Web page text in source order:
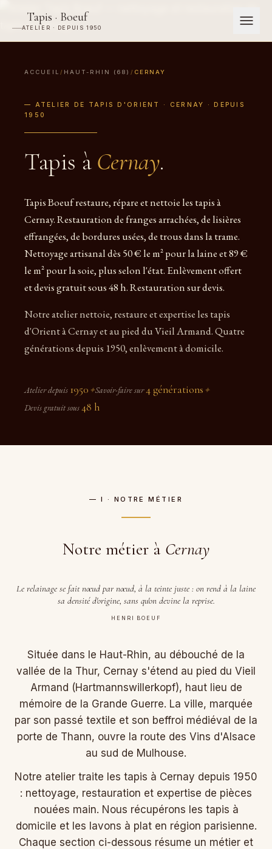
Tapis · Boeuf
ATELIER · DEPUIS 1950
ACCUEIL / HAUT-RHIN (68) / CERNAY
— ATELIER DE TAPIS D'ORIENT · CERNAY · DEPUIS
1950
Tapis à Cernay.
Tapis Boeuf restaure, répare et nettoie les tapis à
Cernay. Restauration de franges arrachées, de lisières
effrangées, de bordures usées, de trous dans la trame.
Nettoyage artisanal dès 50 € le m² pour la laine et 89 €
le m² pour la soie, plus selon l'état. Enlèvement offert
et devis gratuit sous 48 h. Restauration sur devis.
Notre atelier nettoie, restaure et expertise les tapis
d'Orient à Cernay et au pied du Vieil Armand. Quatre
générations depuis 1950, enlèvement à domicile.
Atelier depuis 1950 ✦Savoir-faire sur4 générations ✦
Devis gratuit sous48 h
— I · NOTRE MÉTIER
Notre métier à Cernay
Le relainage se fait nœud par nœud, à la teinte juste : on rend à la laine
sa densité d'origine, sans qu'on devine la reprise.
HENRI BOEUF
Située dans le Haut-Rhin, au débouché de la
vallée de la Thur, Cernay s'étend au pied du Vieil
Armand (Hartmannswillerkopf), haut lieu de
mémoire de la Grande Guerre. La ville, marquée
par son passé textile et son beffroi médiéval de la
porte de Thann, ouvre la route des Vins d'Alsace
au sud de Mulhouse.
Notre atelier traite les tapis à Cernay depuis 1950
: nettoyage, restauration et expertise de pièces
nouées main. Nous récupérons les tapis à
domicile et les lavons à plat en région parisienne.
Chaque section ci-dessous résume un métier et